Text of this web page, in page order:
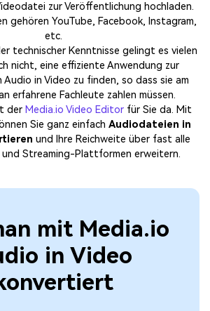
zur Veröffentlichung hochladen.
gehören YouTube, Facebook, Instagram,
etc.
technischer Kenntnisse gelingt es vielen
nicht, eine effiziente Anwendung zur
Audio in Video zu finden, so dass sie am
erfahrene Fachleute zahlen müssen.
der Media.io Video Editorfür Sie da. Mit
Sie ganz einfach Audiodateien in
und Ihre Reichweite über fast alle
und Streaming-Plattformen erweitern.
mit Media.io
in Video